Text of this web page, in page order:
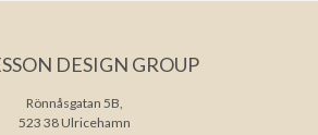
DESIGN GROUP
Rönnåsgatan 5B,
523 38 Ulricehamn